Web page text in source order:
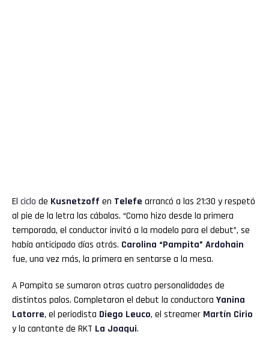
El ciclo de Kusnetzoff en Telefe arrancó a las 21:30 y respetó
al pie de la letra las cábalas. “Como hizo desde la primera
temporada, el conductor invitó a la modelo para el debut”, se
había anticipado días atrás. Carolina “Pampita” Ardohain
fue, una vez más, la primera en sentarse a la mesa.
A Pampita se sumaron otras cuatro personalidades de
distintos palos. Completaron el debut la conductora Yanina
Latorre, el periodista Diego Leuco, el streamer Martín Cirio
y la cantante de RKT La Joaqui.